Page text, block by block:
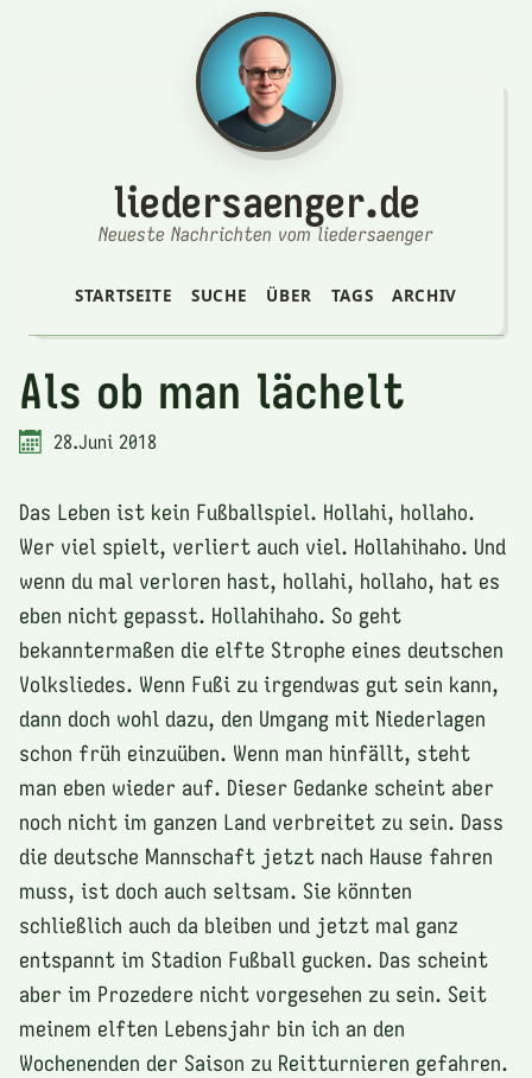
liedersaenger.de
Neueste Nachrichten vom liedersaenger
STARTSEITE SUCHE ÜBER TAGS ARCHIV
Als ob man lächelt
28.Juni 2018
Das Leben ist kein Fußballspiel. Hollahi, hollaho.
Wer viel spielt, verliert auch viel. Hollahihaho. Und
wenn du mal verloren hast, hollahi, hollaho, hat es
eben nicht gepasst. Hollahihaho. So geht
bekanntermaßen die elfte Strophe eines deutschen
Volksliedes. Wenn Fußi zu irgendwas gut sein kann,
dann doch wohl dazu, den Umgang mit Niederlagen
schon früh einzuüben. Wenn man hinfällt, steht
man eben wieder auf. Dieser Gedanke scheint aber
noch nicht im ganzen Land verbreitet zu sein. Dass
die deutsche Mannschaft jetzt nach Hause fahren
muss, ist doch auch seltsam. Sie könnten
schließlich auch da bleiben und jetzt mal ganz
entspannt im Stadion Fußball gucken. Das scheint
aber im Prozedere nicht vorgesehen zu sein. Seit
meinem elften Lebensjahr bin ich an den
Wochenenden der Saison zu Reitturnieren gefahren.